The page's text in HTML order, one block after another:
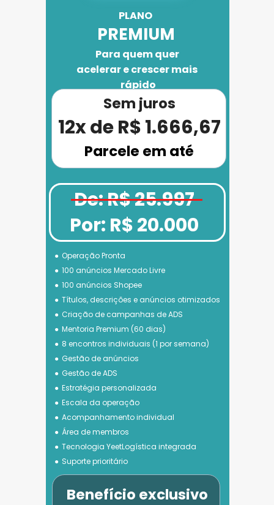
PLANO
PREMIUM
Operação Pronta
100 anúncios Mercado Livre
100 anúncios Shopee
Títulos, descrições e anúncios otimizados
Criação de campanhas de ADS
Mentoria Premium (60 dias)
8 encontros individuais (1 por semana)
Gestão de anúncios
Gestão de ADS
Estratégia personalizada
Escala da operação
Acompanhamento individual
Área de membros
Tecnologia YeetLogística integrada
Suporte prioritário
Para quem quer
acelerar e crescer mais
rápido
Parcele em até
12x de R$ 1.666,67
Sem juros
De: R$ 25.997
Por: R$ 20.000
Benefício exclusivo